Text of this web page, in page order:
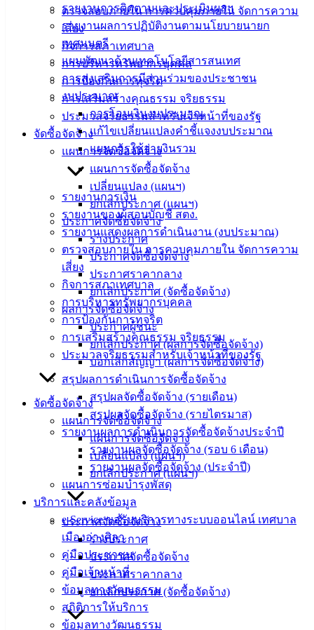
ตรวจสอบภายใน การควบคุมภายใน จัดการความ
เสี่ยง
กิจการสภาเทศบาล
การบริหารทรัพยากรบุคคล
การป้องกันการทุจริต
การเสริมสร้างคุณธรรม จริยธรรม
ประมวลจริยธรรมสำหรับเจ้าหน้าที่ของรัฐ
จัดซื้อจัดจ้าง
แผนการจัดซื้อจัดจ้าง
แผนการจัดซื้อจัดจ้าง
เปลี่ยนแปลง (แผนฯ)
ยกเลิกประกาศ (แผนฯ)
ประกาศจัดซื้อจัดจ้าง
ร่างประกาศ
ประกาศจัดซื้อจัดจ้าง
ประกาศราคากลาง
ยกเลิกประกาศ (จัดซื้อจัดจ้าง)
ผลการจัดซื้อจัดจ้าง
ประกาศผู้ชนะ
ยกเลิกประกาศ (ผลการจัดซื้อจัดจ้าง)
บอกเลิกสัญญา (ผลการจัดซื้อจัดจ้าง)
สรุปผลการดำเนินการจัดซื้อจัดจ้าง
สรุปผลจัดซื้อจัดจ้าง (รายเดือน)
สรุปผลจัดซื้อจัดจ้าง (รายไตรมาส)
รายงานผลการดำเนินการจัดซื้อจัดจ้างประจำปี
รายงานผลจัดซื้อจัดจ้าง (รอบ 6 เดือน)
รายงานผลจัดซื้อจัดจ้าง (ประจำปี)
แผนการซ่อมบำรุงพัสดุ
บริการและคลังข้อมูล
e-Service ขอรับบริการทางระบบออนไลน์ เทศบาล
เมืองอ่างศิลา
คู่มือประชาชน
คู่มือเจ้าหน้าที่
ข้อมูลทางวัฒนธรรม
สถิติการให้บริการ
ข้อมูลทางวัฒนธรรม
รายงานการติดตามและประเมินผลฯ
รายงานผลการปฏิบัติงานตามนโยบายนายก
เทศมนตรี
แผนพัฒนาด้านเทคโนโลยีสารสนเทศ
การส่งเสริมการมีส่วนร่วมของประชาชน
งบประมาณ
การโอนเงินงบประมาณ
แก้ไขเปลี่ยนแปลงคำชี้แจงงบประมาณ
แผนการใช้จ่ายงินรวม
รายงานการเงิน
รายงานของผู้สอบบัญชี สตง.
รายงานแสดงผลการดำเนินงาน (งบประมาณ)
ตรวจสอบภายใน การควบคุมภายใน จัดการความ
เสี่ยง
กิจการสภาเทศบาล
การบริหารทรัพยากรบุคคล
การป้องกันการทุจริต
การเสริมสร้างคุณธรรม จริยธรรม
ประมวลจริยธรรมสำหรับเจ้าหน้าที่ของรัฐ
จัดซื้อจัดจ้าง
แผนการจัดซื้อจัดจ้าง
แผนการจัดซื้อจัดจ้าง
เปลี่ยนแปลง (แผนฯ)
ยกเลิกประกาศ (แผนฯ)
ประกาศจัดซื้อจัดจ้าง
ร่างประกาศ
ประกาศจัดซื้อจัดจ้าง
ประกาศราคากลาง
ยกเลิกประกาศ (จัดซื้อจัดจ้าง)
เทศบาล
สายตรง
ประวัติ
หัวหน้า
ส่วน
ราชการ
สภา
เทศบาล
สงวนลิขสิทธิ์ © 2563 เทศบาลเมืองอ่างศิลา จังหวัดชลบุรี |
angsilacity.go.th | Powered byBuuscript